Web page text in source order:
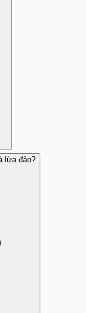
cấp thông
lừa đảo?